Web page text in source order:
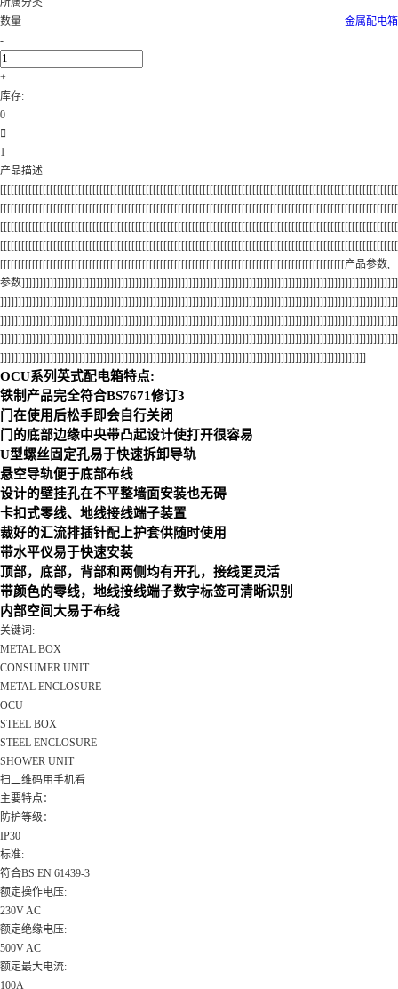
所属分类
金属配电箱
数量
-
+
库存:
0

1
产品描述
[[[[[[[[[[[[[[[[[[[[[[[[[[[[[[[[[[[[[[[[[[[[[[[[[[[[[[[[[[[[[[[[[[[[[[[[[[[[[[[[[[[[[[[[[[[[[[[[[[[[[[[[[[[[[[[[
[[[[[[[[[[[[[[[[[[[[[[[[[[[[[[[[[[[[[[[[[[[[[[[[[[[[[[[[[[[[[[[[[[[[[[[[[[[[[[[[[[[[[[[[[[[[[[[[[[[[[[[[[[[[[[[[
[[[[[[[[[[[[[[[[[[[[[[[[[[[[[[[[[[[[[[[[[[[[[[[[[[[[[[[[[[[[[[[[[[[[[[[[[[[[[[[[[[[[[[[[[[[[[[[[[[[[[[[[[[[[[[[[
[[[[[[[[[[[[[[[[[[[[[[[[[[[[[[[[[[[[[[[[[[[[[[[[[[[[[[[[[[[[[[[[[[[[[[[[[[[[[[[[[[[[[[[[[[[[[[[[[[[[[[[[[[[[[[[[
[[[[[[[[[[[[[[[[[[[[[[[[[[[[[[[[[[[[[[[[[[[[[[[[[[[[[[[[[[[[[[[[[[[[[[[[[[[[[[[[[[[[[[[[[[[[[[[[[产品参数,
参数]]]]]]]]]]]]]]]]]]]]]]]]]]]]]]]]]]]]]]]]]]]]]]]]]]]]]]]]]]]]]]]]]]]]]]]]]]]]]]]]]]]]]]]]]]]]]]]]]]]]]]]]]]
]]]]]]]]]]]]]]]]]]]]]]]]]]]]]]]]]]]]]]]]]]]]]]]]]]]]]]]]]]]]]]]]]]]]]]]]]]]]]]]]]]]]]]]]]]]]]]]]]]]]]]]]]]]]]]]]
]]]]]]]]]]]]]]]]]]]]]]]]]]]]]]]]]]]]]]]]]]]]]]]]]]]]]]]]]]]]]]]]]]]]]]]]]]]]]]]]]]]]]]]]]]]]]]]]]]]]]]]]]]]]]]]]
]]]]]]]]]]]]]]]]]]]]]]]]]]]]]]]]]]]]]]]]]]]]]]]]]]]]]]]]]]]]]]]]]]]]]]]]]]]]]]]]]]]]]]]]]]]]]]]]]]]]]]]]]]]]]]]]
]]]]]]]]]]]]]]]]]]]]]]]]]]]]]]]]]]]]]]]]]]]]]]]]]]]]]]]]]]]]]]]]]]]]]]]]]]]]]]]]]]]]]]]]]]]]]]]]]]]]]]]
OCU系列英式配电箱特点:
铁制产品完全符合BS7671修订3
门在使用后松手即会自行关闭
门的底部边缘中央带凸起设计使打开很容易
U型螺丝固定孔易于快速拆卸导轨
悬空导轨便于底部布线
设计的壁挂孔在不平整墙面安装也无碍
卡扣式零线、地线接线端子装置
裁好的汇流排插针配上护套供随时使用
带水平仪易于快速安装
顶部，底部，背部和两侧均有开孔，接线更灵活
带颜色的零线，地线接线端子数字标签可清晰识别
内部空间大易于布线
关键词:
METAL BOX
CONSUMER UNIT
METAL ENCLOSURE
OCU
STEEL BOX
STEEL ENCLOSURE
SHOWER UNIT
扫二维码用手机看
主要特点：
防护等级：
IP30
标准:
符合BS EN 61439-3
额定操作电压:
230V AC
额定绝缘电压:
500V AC
额定最大电流:
100A